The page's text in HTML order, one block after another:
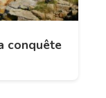
conquête